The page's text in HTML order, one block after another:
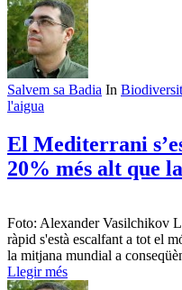
Salvem sa Badia In
l'aigua
El Mediterrani
20% més alt que
Foto: Alexander Vasilchikov
ràpid s'està escalfant a tot el
la mitjana mundial a
Llegir més